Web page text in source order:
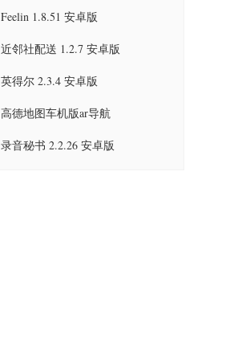
Feelin 1.8.51 安卓版
近邻社配送 1.2.7 安卓版
英得尔 2.3.4 安卓版
高德地图车机版ar导航
录音秘书 2.2.26 安卓版